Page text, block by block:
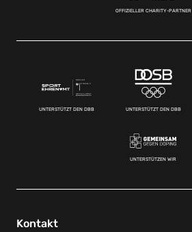
OFFIZIELLER CHARITY-PARTNER
UNTERSTÜTZT DEN DBB UNTERSTÜTZT DEN DBB
UNTERSTÜTZEN WIR
Kontakt